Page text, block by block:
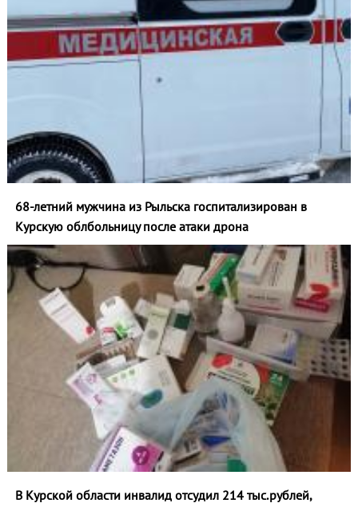
68-летний мужчина из Рыльска госпитализирован в
Курскую облбольницу после атаки дрона
В Курской области инвалид отсудил 214 тыс.рублей,